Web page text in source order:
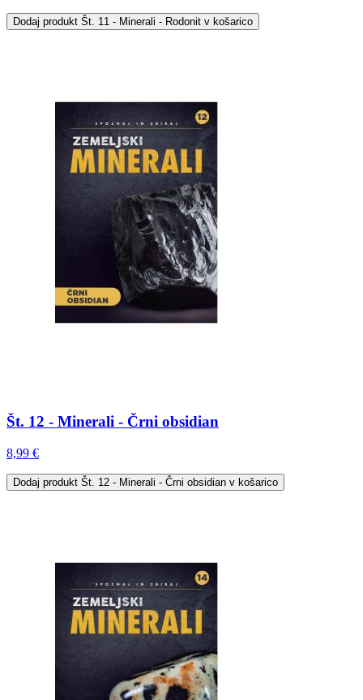
Dodaj produkt Št. 11 - Minerali - Rodonit v košarico
Št. 12 - Minerali - Črni obsidian
8,99 €
Dodaj produkt Št. 12 - Minerali - Črni obsidian v košarico